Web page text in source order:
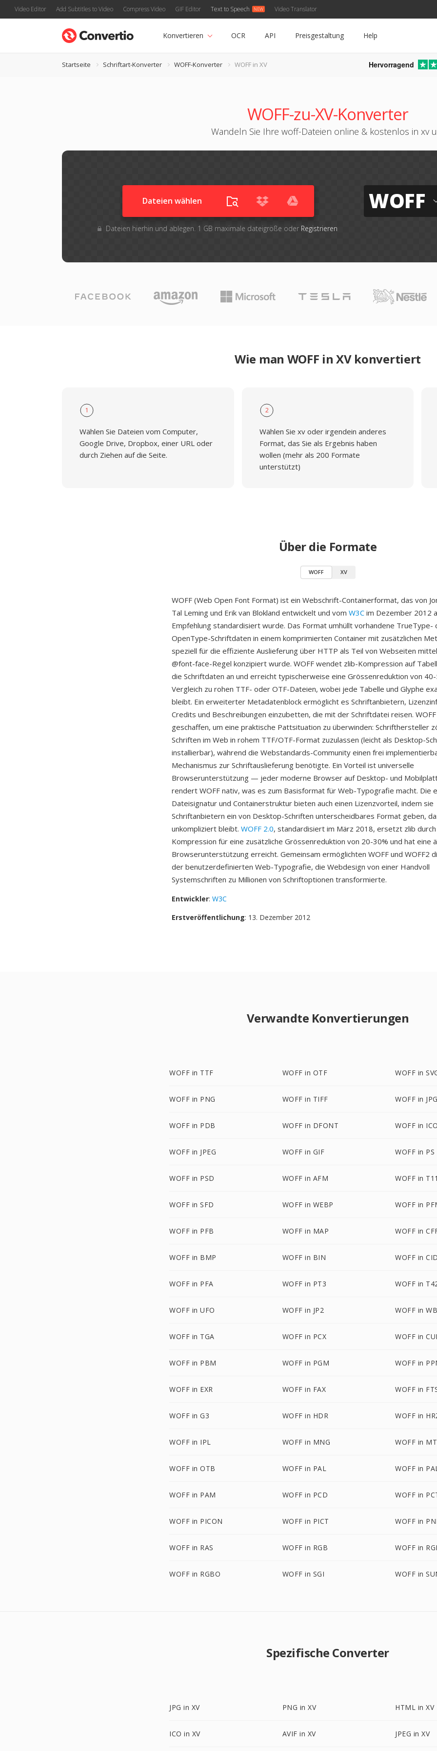
Video Editor Add Subtitles to Video Compress Video GIF Editor Text to Speech Video Translator
Konvertieren OCR API Preisgestaltung Help
Startseite Schriftart-Konverter WOFF-Konverter WOFF in XV Hervorragend
WOFF-zu-XV-Konverter
Wandeln Sie Ihre woff-Dateien online & kostenlos in xv
Dateien wählen
Dateien hierhin und ablegen. 1 GB maximale dateigröße oder Registrieren
WOFF
Wie man WOFF in XV konvertiert
1
Wählen Sie Dateien vom Computer,
Google Drive, Dropbox, einer URL oder
durch Ziehen auf die Seite.
2
Wählen Sie xv oder irgendein anderes
Format, das Sie als Ergebnis haben
wollen (mehr als 200 Formate
unterstützt)
Über die Formate
WOFF XV
WOFF (Web Open Font Format) ist ein Webschrift-Containerformat, das von
Tal Leming und Erik van Blokland entwickelt und vom W3C im Dezember 2012
Empfehlung standardisiert wurde. Das Format umhüllt vorhandene TrueType-
OpenType-Schriftdaten in einem komprimierten Container mit zusätzlichen
speziell für die effiziente Auslieferung über HTTP als Teil von Webseiten
@font-face-Regel konzipiert wurde. WOFF wendet zlib-Kompression auf
die Schriftdaten an und erreicht typischerweise eine Grössenreduktion von
Vergleich zu rohen TTF- oder OTF-Dateien, wobei jede Tabelle und Glyphe
bleibt. Ein erweiterter Metadatenblock ermöglicht es Schriftanbietern,
Credits und Beschreibungen einzubetten, die mit der Schriftdatei reisen.
geschaffen, um eine praktische Pattsituation zu überwinden: Schrifthersteller
Schriften im Web in rohem TTF/OTF-Format zuzulassen (leicht als Desktop-
installierbar), während die Webstandards-Community einen frei
Mechanismus zur Schriftauslieferung benötigte. Ein Vorteil ist universelle
Browserunterstützung — jeder moderne Browser auf Desktop- und
rendert WOFF nativ, was es zum Basisformat für Web-Typografie macht. Die
Dateisignatur und Containerstruktur bieten auch einen Lizenzvorteil, indem sie
Schriftanbietern ein von Desktop-Schriften unterscheidbares Format geben,
unkompliziert bleibt. WOFF 2.0, standardisiert im März 2018, ersetzt zlib
Kompression für eine zusätzliche Grössenreduktion von 20-30% und hat eine
Browserunterstützung erreicht. Gemeinsam ermöglichten WOFF und WOFF2
der benutzerdefinierten Web-Typografie, die Webdesign von einer Handvoll
Systemschriften zu Millionen von Schriftoptionen transformierte.
Entwickler: W3C
Erstveröffentlichung: 13. Dezember 2012
Verwandte Konvertierungen
WOFF in TTF WOFF in OTF WOFF in
WOFF in PNG WOFF in TIFF WOFF in
WOFF in PDB WOFF in DFONT WOFF in
WOFF in JPEG WOFF in GIF WOFF in PS
WOFF in PSD WOFF in AFM WOFF in
WOFF in SFD WOFF in WEBP WOFF in
WOFF in PFB WOFF in MAP WOFF in
WOFF in BMP WOFF in BIN WOFF in
WOFF in PFA WOFF in PT3 WOFF in
WOFF in UFO WOFF in JP2 WOFF in
WOFF in TGA WOFF in PCX WOFF in
WOFF in PBM WOFF in PGM WOFF in
WOFF in EXR WOFF in FAX WOFF in
WOFF in G3 WOFF in HDR WOFF in
WOFF in IPL WOFF in MNG WOFF in
WOFF in OTB WOFF in PAL WOFF in
WOFF in PAM WOFF in PCD WOFF in
WOFF in PICON WOFF in PICT WOFF in
WOFF in RAS WOFF in RGB WOFF in
WOFF in RGBO WOFF in SGI WOFF in
Spezifische Converter
JPG in XV PNG in XV HTML in XV
ICO in XV AVIF in XV JPEG in XV